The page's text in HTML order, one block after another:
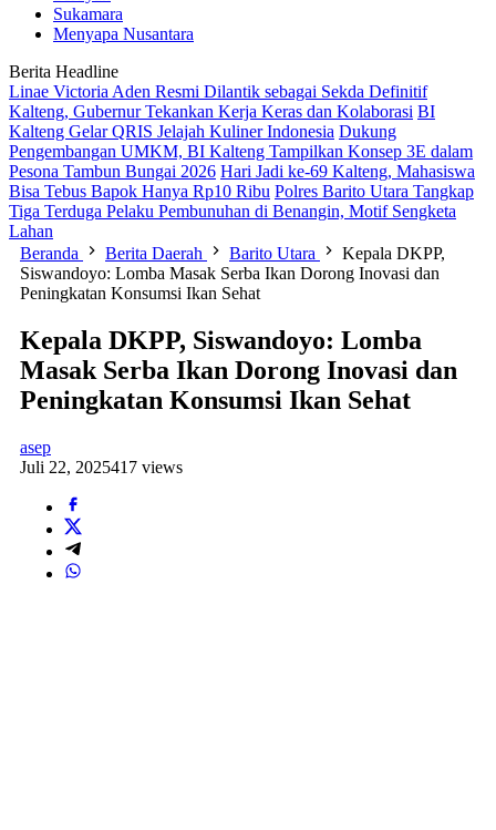
Sukamara
Menyapa Nusantara
Berita Headline
Linae Victoria Aden Resmi Dilantik sebagai Sekda Definitif
Kalteng, Gubernur Tekankan Kerja Keras dan Kolaborasi BI
Kalteng Gelar QRIS Jelajah Kuliner Indonesia Dukung
Pengembangan UMKM, BI Kalteng Tampilkan Konsep 3E dalam
Pesona Tambun Bungai 2026 Hari Jadi ke-69 Kalteng, Mahasiswa
Bisa Tebus Bapok Hanya Rp10 Ribu Polres Barito Utara Tangkap
Tiga Terduga Pelaku Pembunuhan di Benangin, Motif Sengketa
Lahan
Beranda
Berita Daerah Barito Utara
Kepala DKPP,
Siswandoyo: Lomba Masak Serba Ikan Dorong Inovasi dan
Peningkatan Konsumsi Ikan Sehat
Kepala DKPP, Siswandoyo: Lomba
Masak Serba Ikan Dorong Inovasi dan
Peningkatan Konsumsi Ikan Sehat
asep
Juli 22, 2025417 views